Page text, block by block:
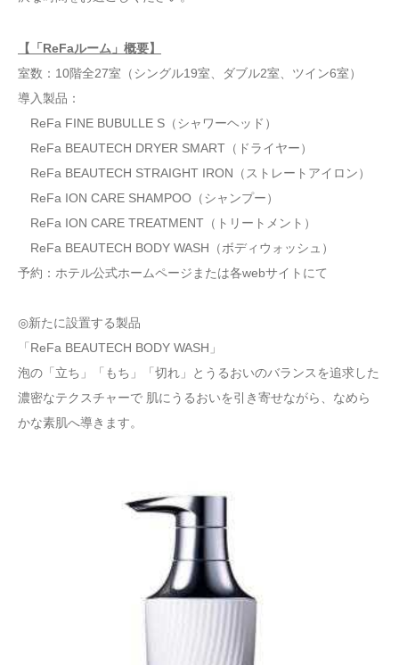
【「ReFaルーム」概要】
室数：10階全27室（シングル19室、ダブル2室、ツイン6室）
導入製品：
ReFa FINE BUBULLE S（シャワーヘッド）
ReFa BEAUTECH DRYER SMART（ドライヤー）
ReFa BEAUTECH STRAIGHT IRON（ストレートアイロン）
ReFa ION CARE SHAMPOO（シャンプー）
ReFa ION CARE TREATMENT（トリートメント）
ReFa BEAUTECH BODY WASH（ボディウォッシュ）
予約：ホテル公式ホームページまたは各webサイトにて
◎新たに設置する製品
「ReFa BEAUTECH BODY WASH」
泡の「立ち」「もち」「切れ」とうるおいのバランスを追求した
濃密なテクスチャーで 肌にうるおいを引き寄せながら、なめら
かな素肌へ導きます。